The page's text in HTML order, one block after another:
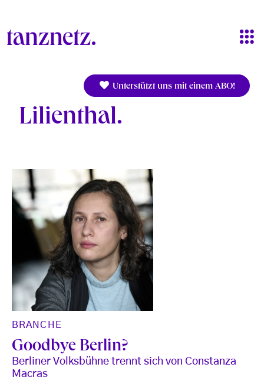
Unterstützt uns mit einem ABO!
Lilienthal
BRANCHE
Goodbye Berlin?
Berliner Volksbühne trennt sich von Constanza
Macras